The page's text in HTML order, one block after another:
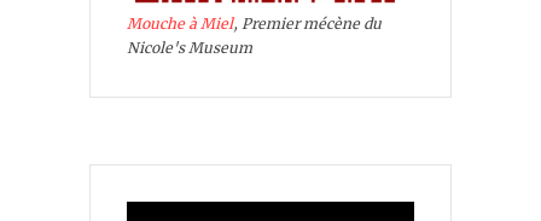
Mouche à Miel, Premier mécène du
Nicole's Museum